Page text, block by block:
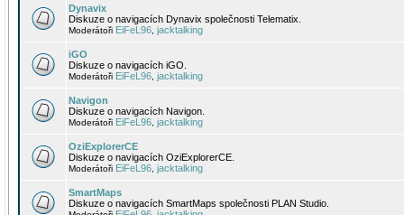
Dynavix
Diskuze o navigacích Dynavix společnosti Telematix.
Moderátoři EiFeL96 jacktalking
iGO
Diskuze o navigacích iGO.
Moderátoři EiFeL96 jacktalking
Navigon
Diskuze o navigacích Navigon.
Moderátoři EiFeL96 jacktalking
OziExplorerCE
Diskuze o navigacích OziExplorerCE.
Moderátoři EiFeL96 jacktalking
SmartMaps
Diskuze o navigacích SmartMaps společnosti PLAN Studio.